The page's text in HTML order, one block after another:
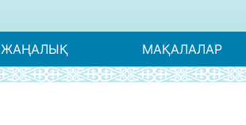
ЖАҢАЛЫҚ МАҚАЛАЛАР